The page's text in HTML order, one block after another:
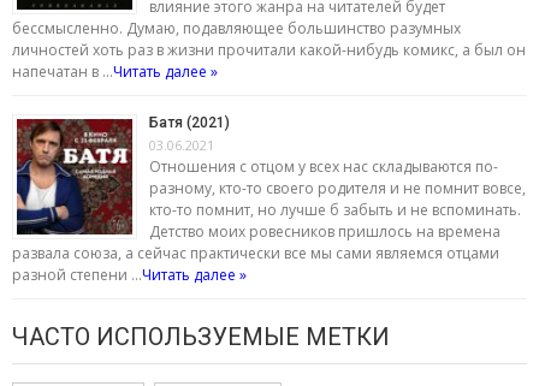
влияние этого жанра на читателей будет
бессмысленно. Думаю, подавляющее большинство разумных
личностей хоть раз в жизни прочитали какой-нибудь комикс, а был он
напечатан в …Читать далее »
Батя (2021)
03.06.2021
Отношения с отцом у всех нас складываются по-
разному, кто-то своего родителя и не помнит вовсе,
кто-то помнит, но лучше б забыть и не вспоминать.
Детство моих ровесников пришлось на времена
развала союза, а сейчас практически все мы сами являемся отцами
разной степени …Читать далее »
ЧАСТО ИСПОЛЬЗУЕМЫЕ МЕТКИ